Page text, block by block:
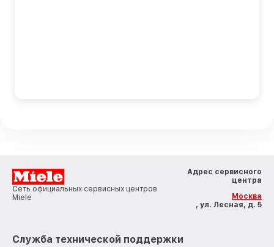
Сеть официальных сервисных центров
Miele
Адрес сервисного
центра
Москва
, ул. Лесная, д. 5
Служба технической поддержки